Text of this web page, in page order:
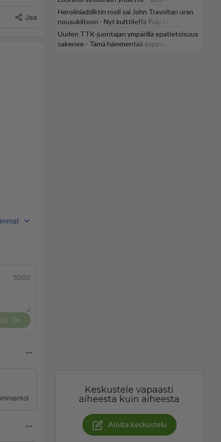
Jaa
5000
odotti
Heroiiniaddiktin rooli sai John Travoltan uran
nousukiitoon - Nyt kulttileffa Pulp Fiction
tv:stä
Uuden TTK-juontajan ympärillä epätietoisuus
sakenee - Tämä hämmentää soppaa
Keskustele vapaasti
aiheesta kuin aiheesta
Aloita keskustelu